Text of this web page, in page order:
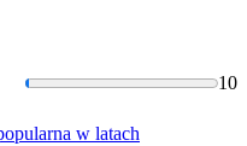
10
w latach